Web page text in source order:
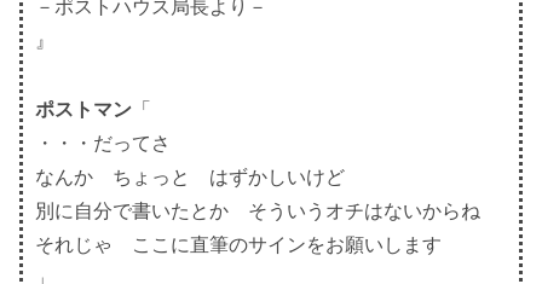
－ポストハウス局長より－
』
ポストマン 「
・・・だってさ
なんか ちょっと はずかしいけど
別に自分で書いたとか そういうオチはないからね
それじゃ ここに直筆のサインをお願いします
」